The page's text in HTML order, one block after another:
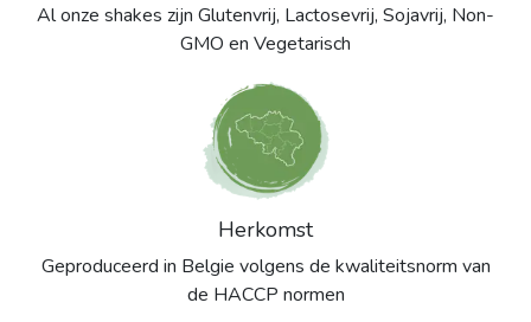
Al onze shakes zijn Glutenvrij, Lactosevrij, Sojavrij, Non-
GMO en Vegetarisch
Herkomst
Geproduceerd in Belgie volgens de kwaliteitsnorm van
de HACCP normen